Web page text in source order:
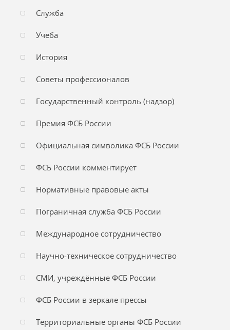
Служба
Учеба
История
Советы профессионалов
Государственный контроль (надзор)
Премия ФСБ России
Официальная символика ФСБ России
ФСБ России комментирует
Нормативные правовые акты
Пограничная служба ФСБ России
Международное сотрудничество
Научно-техническое сотрудничество
СМИ, учреждённые ФСБ России
ФСБ России в зеркале прессы
Территориальные органы ФСБ России